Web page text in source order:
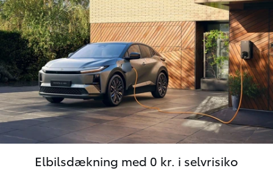
Elbilsdækning med 0 kr. i selvrisiko